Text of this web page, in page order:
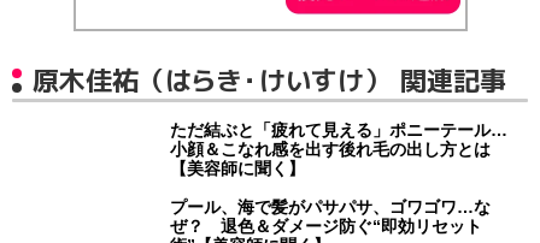
原木佳祐（はらき・けいすけ） 関連記事
ただ結ぶと「疲れて見える」ポニーテール…
小顔＆こなれ感を出す後れ毛の出し方とは
【美容師に聞く】
プール、海で髪がパサパサ、ゴワゴワ…な
ぜ？ 退色＆ダメージ防ぐ“即効リセット